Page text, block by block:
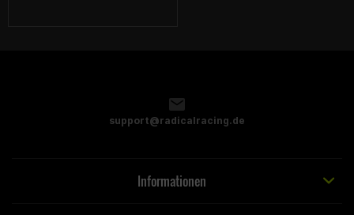
support@radicalracing.de
Informationen